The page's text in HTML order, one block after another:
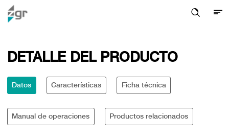
DETALLE DEL PRODUCTO
Datos Características Ficha técnica
Manual de operaciones Productos relacionados